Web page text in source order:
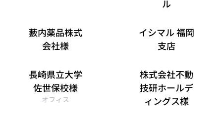
ル
藪内薬品株式
会社様
イシマル 福岡
支店
長崎県立大学
佐世保校様
オフィス
株式会社不動
技研ホールデ
ィングス様